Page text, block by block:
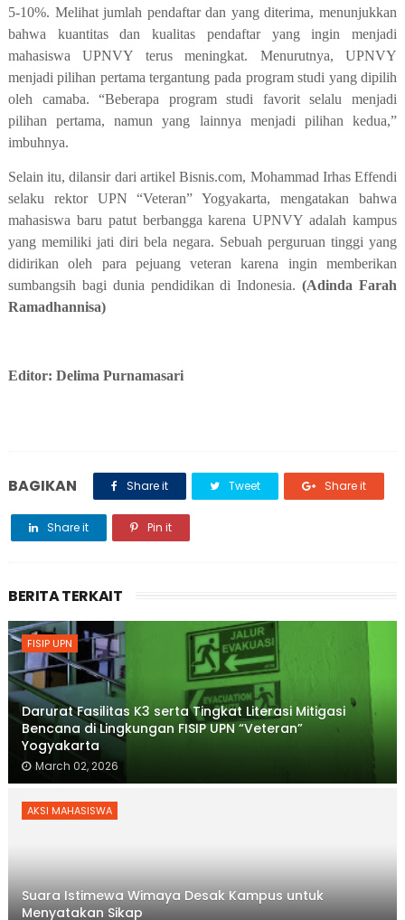
5-10%. Melihat jumlah pendaftar dan yang diterima, menunjukkan
bahwa kuantitas dan kualitas pendaftar yang ingin menjadi
mahasiswa UPNVY terus meningkat. Menurutnya, UPNVY
menjadi pilihan pertama tergantung pada program studi yang dipilih
oleh camaba. “Beberapa program studi favorit selalu menjadi
pilihan pertama, namun yang lainnya menjadi pilihan kedua,”
imbuhnya.
Selain itu, dilansir dari artikel Bisnis.com, Mohammad Irhas Effendi
selaku rektor UPN “Veteran” Yogyakarta, mengatakan bahwa
mahasiswa baru patut berbangga karena UPNVY adalah kampus
yang memiliki jati diri bela negara. Sebuah perguruan tinggi yang
didirikan oleh para pejuang veteran karena ingin memberikan
sumbangsih bagi dunia pendidikan di Indonesia.(Adinda Farah
Ramadhannisa)
Editor: Delima Purnamasari
BAGIKAN Share it Tweet Share it
Share it Pin it
BERITA TERKAIT
FISIP UPN
Darurat Fasilitas K3 serta Tingkat Literasi Mitigasi
Bencana di Lingkungan FISIP UPN “Veteran”
Yogyakarta
March 02, 2026
AKSI MAHASISWA
Suara Istimewa Wimaya Desak Kampus untuk
Menyatakan Sikap